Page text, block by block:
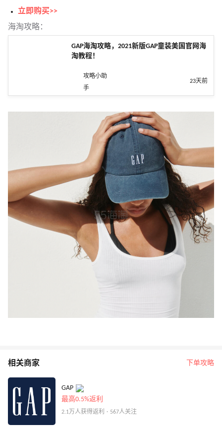
立即购买>>
海淘攻略：
GAP海淘攻略，2021新版GAP童装美国官网海
淘教程！
攻略小助
手
23天前
相关商家 下单攻略
GAP
最高0.5%返利
2.1万人获得返利 · 567人关注